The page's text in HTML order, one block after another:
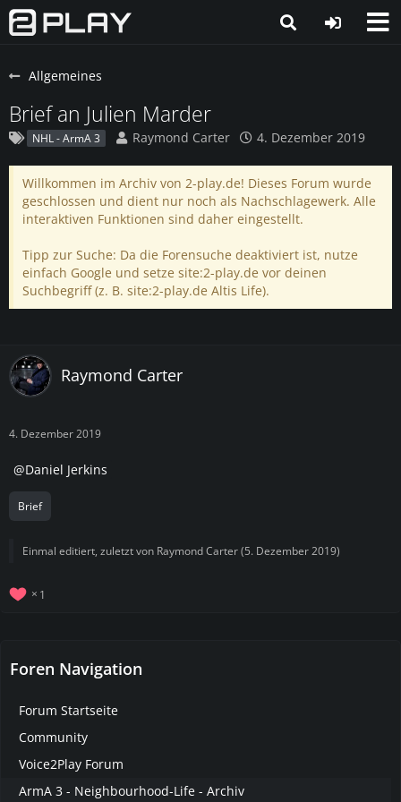
Allgemeines
Brief an Julien Marder
NHL - ArmA 3 Raymond Carter 4. Dezember 2019
Willkommen im Archiv von 2-play.de! Dieses Forum wurde
geschlossen und dient nur noch als Nachschlagewerk. Alle
interaktiven Funktionen sind daher eingestellt.
Tipp zur Suche: Da die Forensuche deaktiviert ist, nutze
einfach Google und setze site:2-play.de vor deinen
Suchbegriff (z. B. site:2-play.de Altis Life).
Raymond Carter
4. Dezember 2019
Daniel Jerkins
Brief
Einmal editiert, zuletzt von Raymond Carter(5. Dezember 2019)
1
Foren Navigation
Forum Startseite
Community
Voice2Play Forum
ArmA 3 - Neighbourhood-Life - Archiv